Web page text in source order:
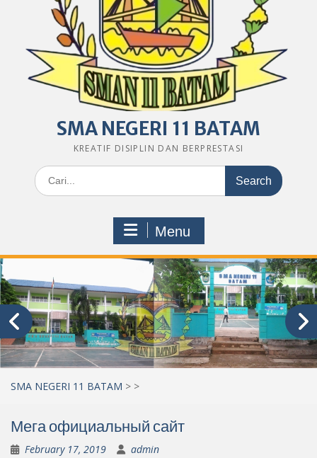
SMA NEGERI 11 BATAM
KREATIF DISIPLIN DAN BERPRESTASI
Search
for:
Menu
SMA NEGERI 11 BATAM > >
Мега официальный сайт
February 17, 2019 admin